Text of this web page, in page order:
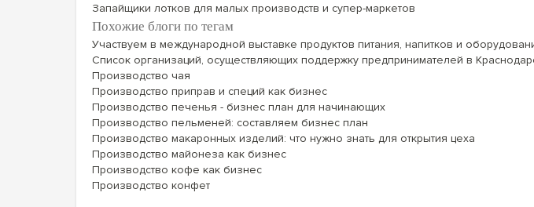
Запайщики лотков для малых производств и супер-маркетов
Похожие блоги по тегам
Участвуем в международной выставке продуктов питания, напитков и
Список организаций, осуществляющих поддержку предпринимателей в
Производство чая
Производство приправ и специй как бизнес
Производство печенья - бизнес план для начинающих
Производство пельменей: составляем бизнес план
Производство макаронных изделий: что нужно знать для открытия цеха
Производство майонеза как бизнес
Производство кофе как бизнес
Производство конфет